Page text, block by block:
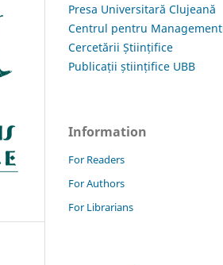
Presa Universitară Clujeană
Centrul pentru
Cercetării Științifice
Publicații științifice UBB
Information
For Readers
For Authors
For Librarians